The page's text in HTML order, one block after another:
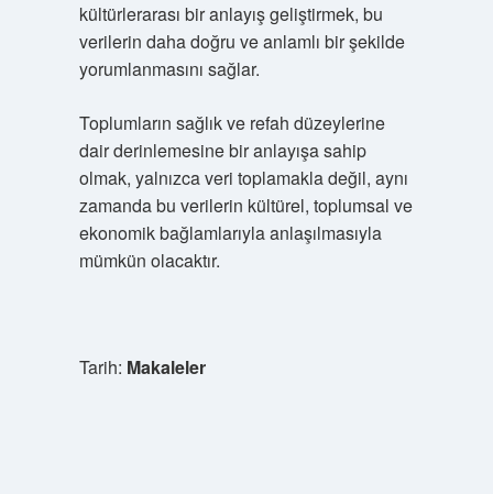
kültürlerarası bir anlayış geliştirmek, bu
verilerin daha doğru ve anlamlı bir şekilde
yorumlanmasını sağlar.
Toplumların sağlık ve refah düzeylerine
dair derinlemesine bir anlayışa sahip
olmak, yalnızca veri toplamakla değil, aynı
zamanda bu verilerin kültürel, toplumsal ve
ekonomik bağlamlarıyla anlaşılmasıyla
mümkün olacaktır.
Tarih: Makaleler